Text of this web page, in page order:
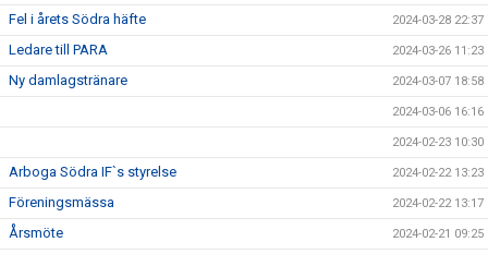
Fel i årets Södra häfte 2024-03-28 22:37
Ledare till PARA 2024-03-26 11:23
Ny damlagstränare 2024-03-07 18:58
2024-03-06 16:16
2024-02-23 10:30
Arboga Södra IF`s styrelse 2024-02-22 13:23
Föreningsmässa 2024-02-22 13:17
Årsmöte 2024-02-21 09:25